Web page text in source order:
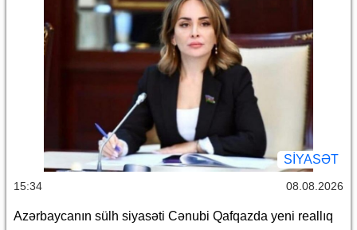
SİYASƏT
15:34 08.08.2026
Azərbaycanın sülh siyasəti Cənubi Qafqazda yeni reallıq